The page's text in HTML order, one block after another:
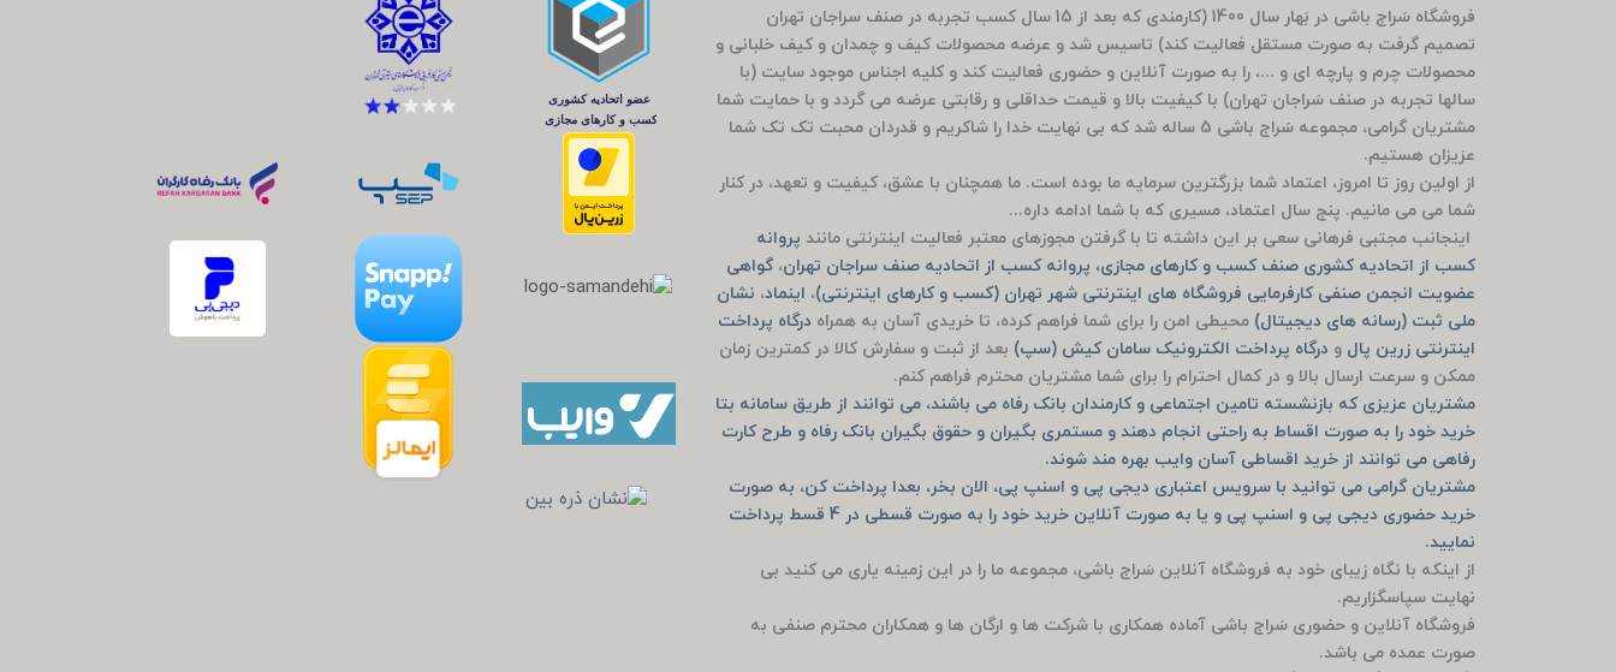
فروشگاه سَراج باشی در بَهار سال 1400 (کارمندی که بعد از 15 سال کسب تجربه در صنف سراجان تهران
تصمیم گرفت به صورت مستقل فعالیت کند) تاسیس شد و عرضه محصولات کیف و چمدان و کیف خلبانی و
محصولات چرم و پارچه ای و ...، را به صورت آنلاین و حضوری فعالیت کند و کلیه اجناس موجود سایت (با
سالها تجربه در صنف سَراجان تهران) با کیفیت بالا و قیمت حداقلی و رقابتی عرضه می گردد و با حمایت شما
مشتریان گرامی، مجموعه سَراج باشی 5 ساله شد که بی نهایت خدا را شاکریم و قدردان محبت تک تک شما
عزیزان هستیم.
از اولین روز تا امروز، اعتماد شما بزرگترین سرمایه ما بوده است. ما همچنان با عشق، کیفیت و تعهد، در کنار
شما می می مانیم. پنج سال اعتماد، مسیری که با شما ادامه داره...
اینجانب مجتبی فرهانی سعی بر این داشته تا با گرفتن مجوزهای معتبر فعالیت اینترنتی مانند پروانه
کسب از اتحادیه کشوری صنف کسب و کارهای مجازی، پروانه کسب از اتحادیه صنف سراجان تهران،گواهی
عضویت انجمن صنفی کارفرمایی فروشگاه های اینترنتی شهر تهران (کسب و کارهای اینترنتی)، اینماد، نشان
ملی ثبت (رسانه های دیجیتال) محیطی امن را برای شما فراهم کرده، تا خریدی آسان به همراه درگاه پرداخت
اینترنتی زرین پال و درگاه پرداخت الکترونیک سامان کیش (سپ) بعد از ثبت و سفارش کالا در کمترین زمان
ممکن و سرعت ارسال بالا و در کمال احترام را برای شما مشتریان محترم فراهم کنم.
مشتریان عزیزی که بازنشسته تامین اجتماعی و کارمندان بانک رفاه می باشند، می توانند از طریق سامانه بتا
خرید خود را به صورت اقساط به راحتی انجام دهند و مستمری بگیران و حقوق بگیران بانک رفاه و طرح کارت
رفاهی می توانند از خرید اقساطی آسان وایب بهره مند شوند.
مشتریان گرامی می توانید با سرویس اعتباری دیجی پی و اسنپ پی، الان بخر، بعدا پرداخت کن، به صورت
خرید حضوری دیجی پی و اسنپ پی و یا به صورت آنلاین خرید خود را به صورت قسطی در 4 قسط پرداخت
نمایید.
از اینکه با نگاه زیبای خود به فروشگاه آنلاین سَراج باشی، مجموعه ما را در این زمینه یاری می کنید بی
نهایت سپاسگزاریم.
فروشگاه آنلاین و حضوری سَراج باشی آماده همکاری با شرکت ها و ارگان ها و همکاران محترم صنفی به
صورت عمده می باشد.